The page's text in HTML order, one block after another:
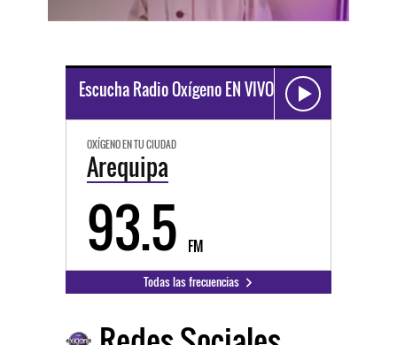
Escucha Radio Oxígeno EN VIVO
OXÍGENO EN TU CIUDAD
Arequipa
93.5 FM
Todas las frecuencias